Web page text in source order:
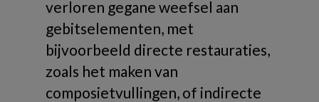
verloren gegane weefsel aan
gebitselementen, met
bijvoorbeeld directe restauraties,
zoals het maken van
composietvullingen, of indirecte